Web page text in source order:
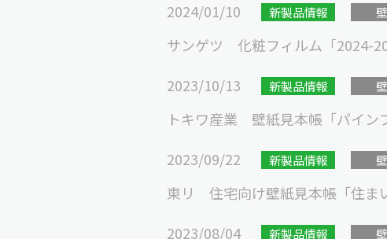
2024/01/10
新製品情報
サンゲツ 化粧フィルム「2024-
2023/10/13
新製品情報
トキワ産業 壁紙見本帳「パイン
2023/09/22
新製品情報
東リ 住宅向け壁紙見本帳「住ま
2023/08/04
新製品情報